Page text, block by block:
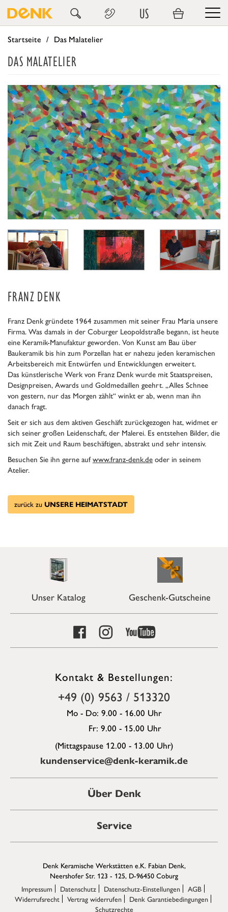
US
Startseite Das Malatelier
DAS MALATELIER
FRANZ DENK
Franz Denk gründete 1964 zusammen mit seiner Frau Maria unsere
Firma. Was damals in der Coburger Leopoldstraße begann, ist heute
eine Keramik-Manufaktur geworden. Von Kunst am Bau über
Baukeramik bis hin zum Porzellan hat er nahezu jeden keramischen
Arbeitsbereich mit Entwürfen und Entwicklungen erweitert.
Das künstlerische Werk von Franz Denk wurde mit Staatspreisen,
Designpreisen, Awards und Goldmedaillen geehrt. „Alles Schnee
von gestern, nur das Morgen zählt“ winkt er ab, wenn man ihn
danach fragt.
Seit er sich aus dem aktiven Geschäft zurückgezogen hat, widmet er
sich seiner großen Leidenschaft, der Malerei. Es entstehen Bilder, die
sich mit Zeit und Raum beschäftigen, abstrakt und sehr intensiv.
Besuchen Sie ihn gerne aufwww.franz-denk.deoder in seinem
Atelier.
zurück zu UNSERE HEIMATSTADT
Unser Katalog Geschenk-Gutscheine
Kontakt & Bestellungen:
+49 (0) 9563 / 513320
Mo - Do: 9.00 - 16.00 Uhr
Fr: 9.00 - 15.00 Uhr
(Mittagspause 12.00 - 13.00 Uhr)
kundenservice@denk-keramik.de
Über Denk
Service
Denk Keramische Werkstätten e.K. Fabian Denk,
Neershofer Str. 123 - 125, D-96450 Coburg
Impressum
Datenschutz Datenschutz-Einstellungen
AGB
Widerrufsrecht
Vertrag widerrufen
Denk Garantiebedingungen
Schutzrechte